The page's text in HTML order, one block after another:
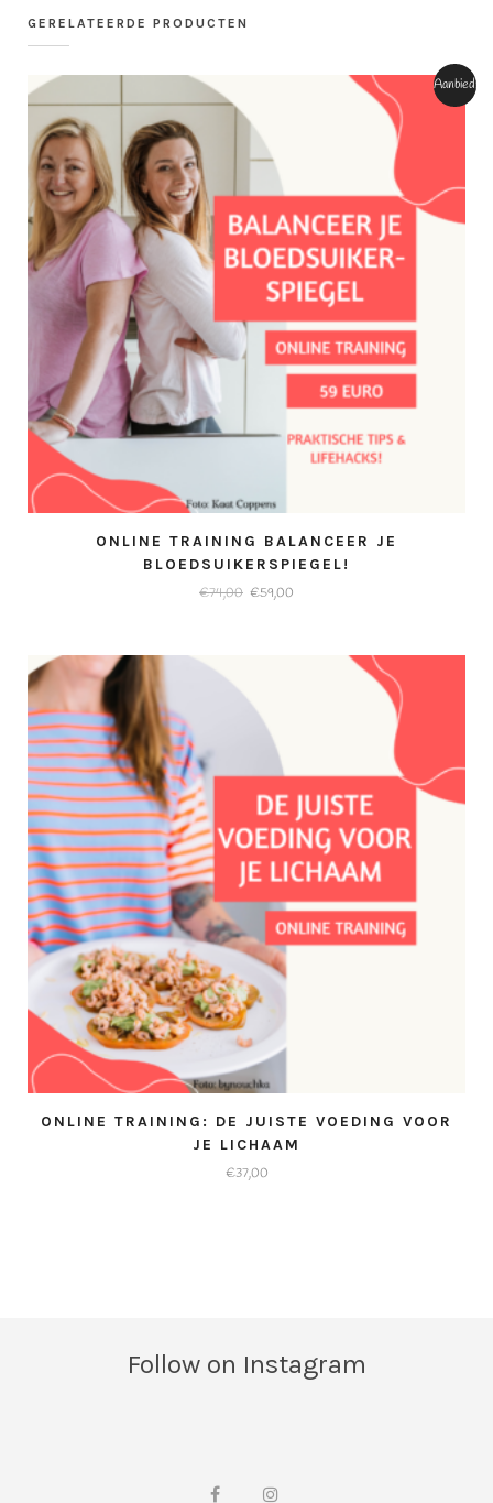
GERELATEERDE PRODUCTEN
Aanbieding!
ONLINE TRAINING BALANCEER JE
BLOEDSUIKERSPIEGEL!
€74,00 Oorspronkelijke
€59,00
ONLINE TRAINING: DE JUISTE VOEDING VOOR
JE LICHAAM
€37,00
Follow on Instagram